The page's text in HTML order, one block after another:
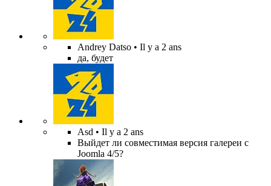
Andrey Datso • Il y a 2 ans
да, будет
Asd • Il y a 2 ans
Выйдет ли совместимая версия галереи с
Joomla 4/5?